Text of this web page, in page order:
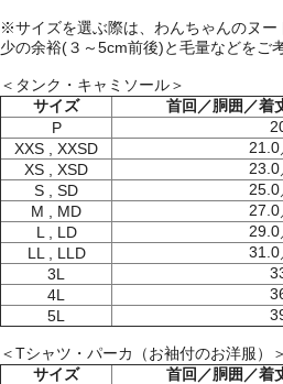
※サイズを選ぶ際は、わんちゃんのヌー
少の余裕(３～5cm前後)と毛量などをご
＜タンク・キャミソール＞
サイズ
首回／胴囲／着
P
XXS , XXSD
XS , XSD
S , SD
M , MD
L , LD
LL , LLD
31.0
3L
4L
5L
＜Tシャツ・パーカ（お袖付のお洋服）＞
サイズ
首回／胴囲／着